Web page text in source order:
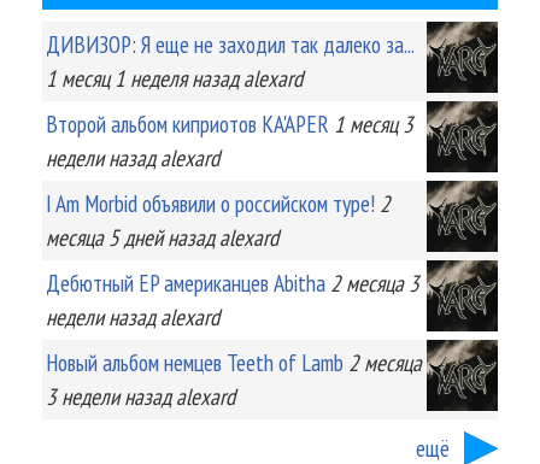
ДИВИЗОР: Я еще не заходил так далеко за...
1 месяц 1 неделяназад alexard
Второй альбом киприотов KA'APER 1 месяц 3
неделиназад alexard
I Am Morbid объявили о российском туре! 2
месяца 5 днейназад alexard
Дебютный EP американцев Abitha 2 месяца 3
неделиназад alexard
Новый альбом немцев Teeth of Lamb 2 месяца
3 неделиназад alexard
ещё